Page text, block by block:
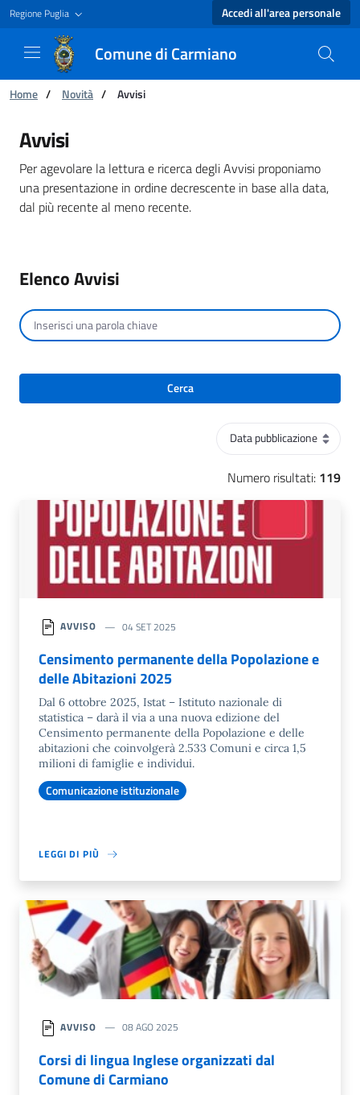
Regione Puglia Accedi all'area personale
Comune di Carmiano
Ti trovi in:
Home / Novità / Avvisi
Avvisi - Comune di Carmiano
Avvisi
Per agevolare la lettura e ricerca degli Avvisi proponiamo
una presentazione in ordine decrescente in base alla data,
dal più recente al meno recente.
Elenco Avvisi
Ordinamento
Numero risultati: 119
AVVISO 04 SET 2025
Censimento permanente della Popolazione e
delle Abitazioni 2025
Dal 6 ottobre 2025, Istat – Istituto nazionale di
statistica – darà il via a una nuova edizione del
Censimento permanente della Popolazione e delle
abitazioni che coinvolgerà 2.533 Comuni e circa 1,5
milioni di famiglie e individui.
Comunicazione istituzionale
LEGGI DI PIÙ
AVVISO 08 AGO 2025
Corsi di lingua Inglese organizzati dal
Comune di Carmiano
Cerca per testo
Cerca